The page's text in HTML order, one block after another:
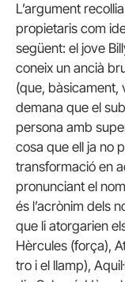
L’argument
propietaris com
següent: el jove
coneix un ancià
(que, bàsicament,
demana que el
persona amb
cosa que ell ja no
transformació en
pronunciant el
és l’acrònim dels
que li atorgarien
Hèrcules (força),
tro i el llamp),